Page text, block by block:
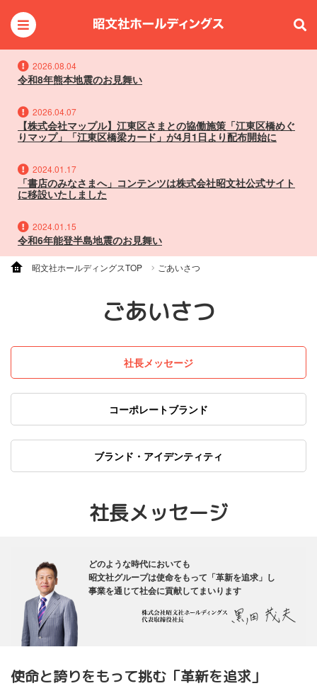
2026.08.04
令和8年熊本地震のお見舞い
2026.04.07
【株式会社マップル】江東区さまとの協働施策「江東区橋めぐ
りマップ」「江東区橋梁カード」が4月1日より配布開始に
2024.01.17
「書店のみなさまへ」コンテンツは株式会社昭文社公式サイト
に移設いたしました
2024.01.15
令和6年能登半島地震のお見舞い
昭文社ホールディングスTOP ごあいさつ
ごあいさつ
社長メッセージ
コーポレートブランド
ブランド・アイデンティティ
社長メッセージ
どのような時代においても
昭文社グループは使命をもって「革新を追求」し
事業を通じて社会に貢献してまいります
使命と誇りをもって挑む「革新を追求」